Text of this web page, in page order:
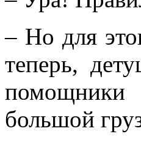
– Но для
теперь,
помощники
большой